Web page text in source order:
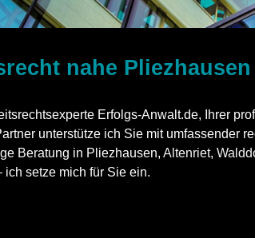
nahe Pliezhausen
Erfolgs-Anwalt.de, Ihrer
unterstütze ich Sie mit umfassender
Beratung in Pliezhausen, Altenriet,
ich setze mich für Sie ein.